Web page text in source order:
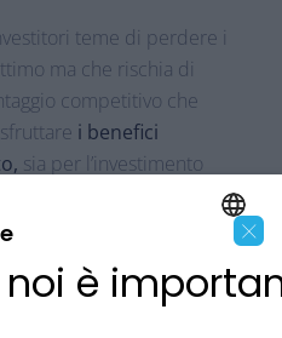
teme di perdere i
ma che rischia di
competitivo che
i benefici
sia per l’investimento
un 20enne che
ogni mese in un fondo
ENGLISH
×
è